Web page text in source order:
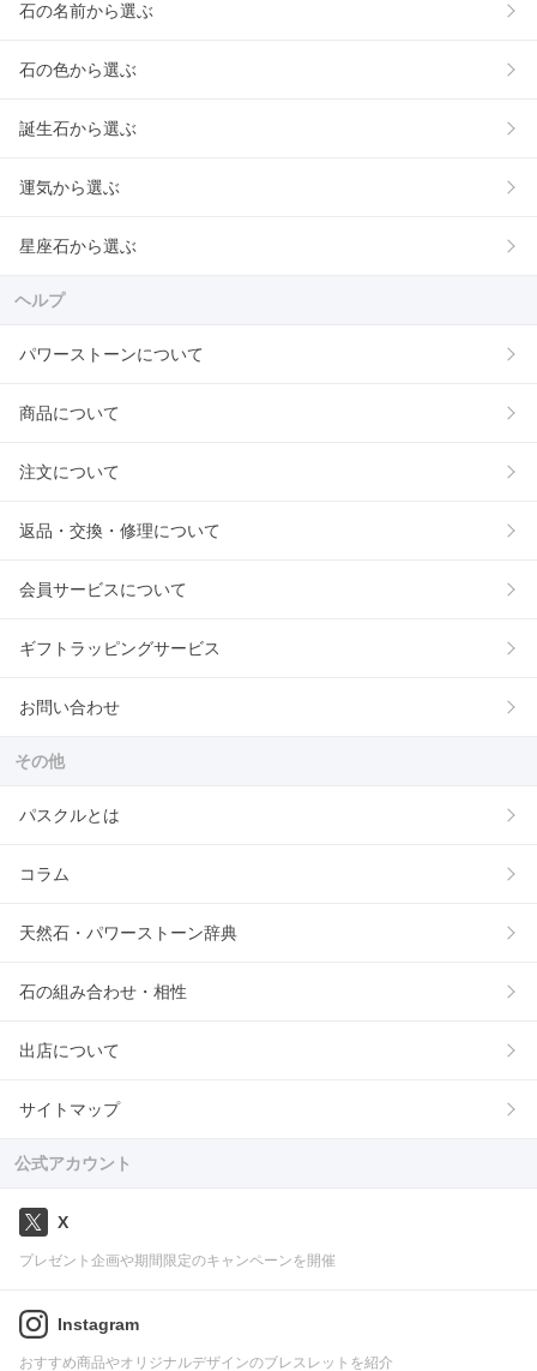
石の名前から選ぶ
石の色から選ぶ
誕生石から選ぶ
運気から選ぶ
星座石から選ぶ
ヘルプ
パワーストーンについて
商品について
注文について
返品・交換・修理について
会員サービスについて
ギフトラッピングサービス
お問い合わせ
その他
パスクルとは
コラム
天然石・パワーストーン辞典
石の組み合わせ・相性
出店について
サイトマップ
公式アカウント
X
プレゼント企画や期間限定のキャンペーンを開催
Instagram
おすすめ商品やオリジナルデザインのブレスレットを紹介